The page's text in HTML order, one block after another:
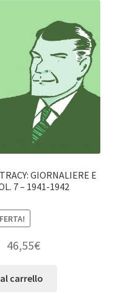
GIORNALIERE E
7 – 1941-1942
46,55€
carrello